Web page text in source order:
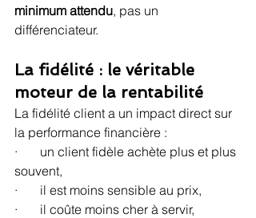
minimum attendu, pas un
différenciateur.
La fidélité : le véritable
moteur de la rentabilité
La fidélité client a un impact direct sur
la performance financière :
·       un client fidèle achète plus et plus
souvent,
·       il est moins sensible au prix,
·       il coûte moins cher à servir,